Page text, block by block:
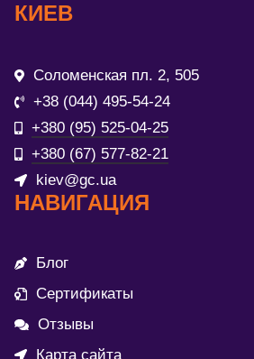
КИЕВ
Соломенская пл. 2, 505
+38 (044) 495-54-24
+380 (95) 525-04-25
+380 (67) 577-82-21
kiev@gc.ua
НАВИГАЦИЯ
Блог
Сертификаты
Отзывы
Карта сайта